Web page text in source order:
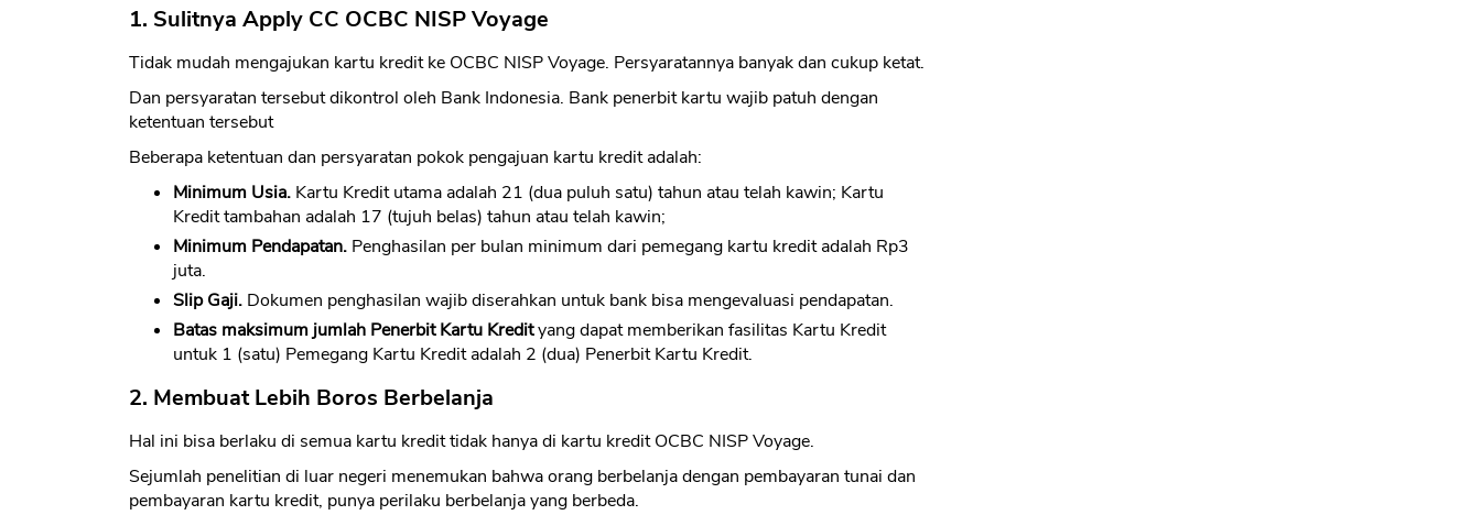
1. Sulitnya Apply CC OCBC NISP Voyage
Tidak mudah mengajukan kartu kredit ke OCBC NISP Voyage. Persyaratannya banyak dan cukup ketat.
Dan persyaratan tersebut dikontrol oleh Bank Indonesia. Bank penerbit kartu wajib patuh dengan
ketentuan tersebut
Beberapa ketentuan dan persyaratan pokok pengajuan kartu kredit adalah:
Minimum Usia. Kartu Kredit utama adalah 21 (dua puluh satu) tahun atau telah kawin; Kartu
Kredit tambahan adalah 17 (tujuh belas) tahun atau telah kawin;
Minimum Pendapatan. Penghasilan per bulan minimum dari pemegang kartu kredit adalah Rp3
juta.
Slip Gaji. Dokumen penghasilan wajib diserahkan untuk bank bisa mengevaluasi pendapatan.
Batas maksimum jumlah Penerbit Kartu Kredityang dapat memberikan fasilitas Kartu Kredit
untuk 1 (satu) Pemegang Kartu Kredit adalah 2 (dua) Penerbit Kartu Kredit.
2. Membuat Lebih Boros Berbelanja
Hal ini bisa berlaku di semua kartu kredit tidak hanya di kartu kredit OCBC NISP Voyage.
Sejumlah penelitian di luar negeri menemukan bahwa orang berbelanja dengan pembayaran tunai dan
pembayaran kartu kredit, punya perilaku berbelanja yang berbeda.